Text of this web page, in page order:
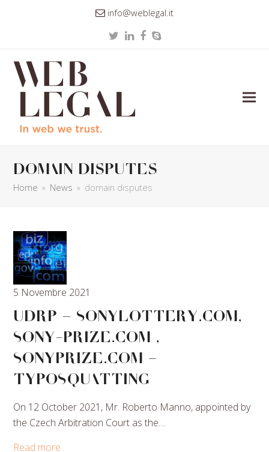
info@weblegal.it
TwitterLinkedIn
Facebook
Skype
domain disputes
Home » News » domain disputes
5 Novembre 2021
UDRP – SONYLOTTERY.COM,
SONY-PRIZE.COM ,
SONYPRIZE.COM –
TYPOSQUATTING
On 12 October 2021, Mr. Roberto Manno, appointed by
the Czech Arbitration Court as the…
Read more